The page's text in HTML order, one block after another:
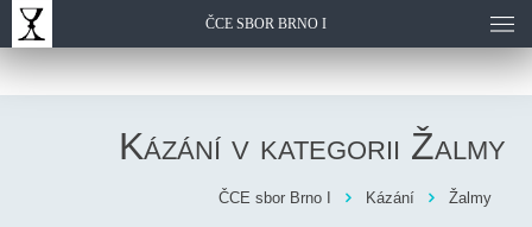
ČCE SBOR BRNO I
Kázání v kategorii Žalmy
ČCE sbor Brno I Kázání Žalmy